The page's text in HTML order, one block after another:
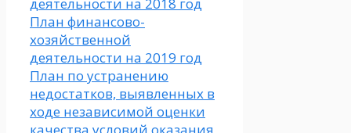
деятельности на 2018 год
План финансово-
хозяйственной
деятельности на 2019 год
План по устранению
недостатков, выявленных в
ходе независимой оценки